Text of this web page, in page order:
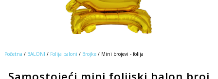
Početna / BALONI / Folija baloni / Brojke/ Mini brojevi - folija